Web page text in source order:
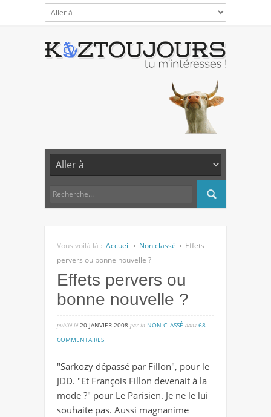
Vous voilà là : Accueil Non classé
Effets
pervers ou bonne nouvelle ?
Effets pervers ou
bonne nouvelle ?
publié lé 20 JANVIER 2008 par in NON CLASSÉ dans 68
COMMENTAIRESsur
pervers
ou
bonne
nouvelle
"Sarkozy dépassé par Fillon", pour le
JDD. "Et François Fillon devenait à la
mode ?" pour Le Parisien. Je ne le lui
souhaite pas. Aussi magnanime